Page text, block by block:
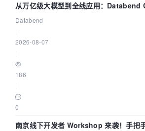
从万亿级大模型到全线应用：
企业构建全链路 Trace 数据管道
Databend
2026-08-07
186
0
南京线下开发者 Workshop 来袭！手把